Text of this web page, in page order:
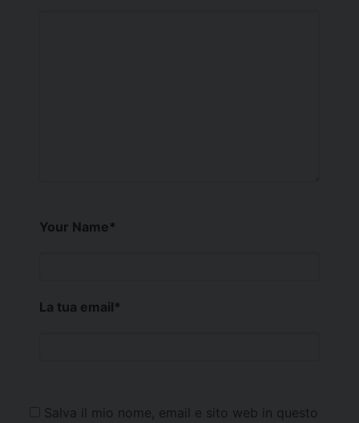
Your Name*
La tua email*
Salva il mio nome, email e sito web in questo